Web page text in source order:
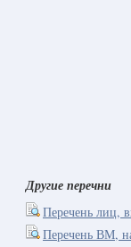
Другие перечни
Перечень лиц,
Перечень ВМ,